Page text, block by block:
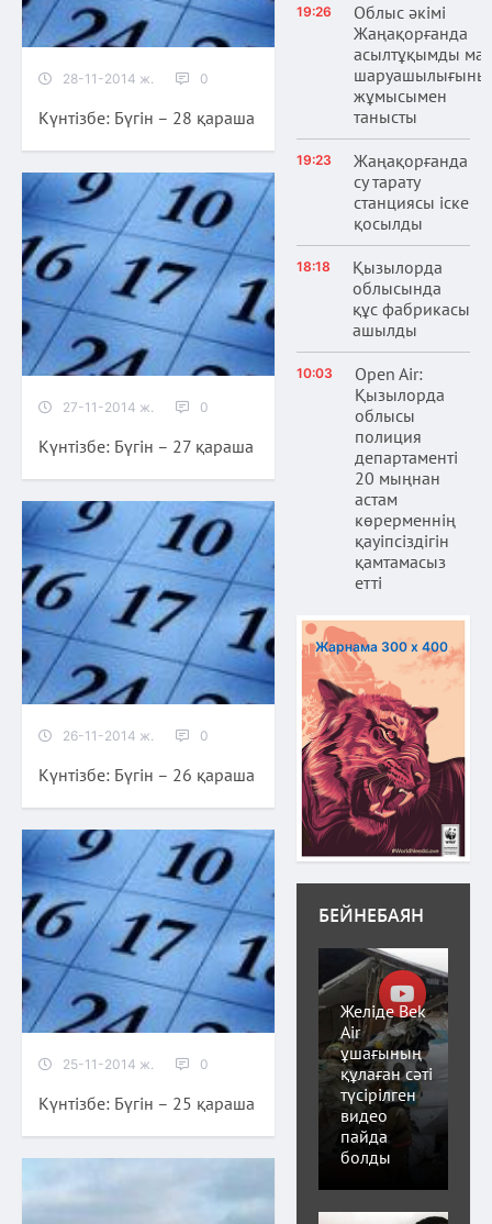
28-11-2014 ж. 0
Күнтізбе: Бүгін – 28 қараша
27-11-2014 ж. 0
Күнтізбе: Бүгін – 27 қараша
26-11-2014 ж. 0
Күнтізбе: Бүгін – 26 қараша
25-11-2014 ж. 0
Күнтізбе: Бүгін – 25 қараша
19:26
Облыс әкімі
Жаңақорғанда
асылтұқымды мал
жұмысымен
танысты
19:23
Жаңақорғанда
су тарату
станциясы іске
қосылды
18:18
Қызылорда
облысында
құс фабрикасы
ашылды
10:03
Open Air:
Қызылорда
облысы
полиция
департаменті
20 мыңнан
астам
көрерменнің
қауіпсіздігін
қамтамасыз
етті
Жарнама 300 х 400
БЕЙНЕБАЯН
Желіде Bek
Air
ұшағының
құлаған сәті
түсірілген
видео
пайда
болды